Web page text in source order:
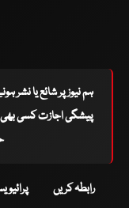
ہم نیوز پر شائع یا نشر
پیشگی اجازت کسی بھی
رابطہ کریں